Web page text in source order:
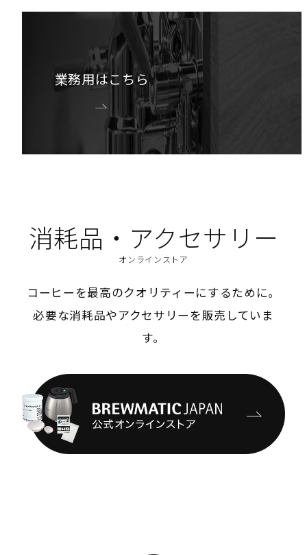
業務用はこちら
消耗品・アクセサリー
オンラインストア
コーヒーを最高のクオリティーにするために。
必要な消耗品やアクセサリーを販売していま
す。